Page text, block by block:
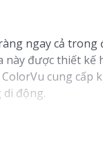
ngay cả
được thiết kế
cung cấp
động.